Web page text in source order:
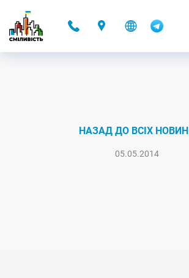
НАЗАД ДО ВСІХ НОВИН
05.05.2014